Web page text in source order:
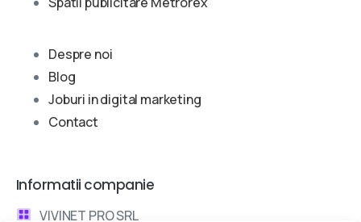
Despre noi
Blog
Joburi in digital marketing
Contact
Informatii companie
VIVINET PRO SRL